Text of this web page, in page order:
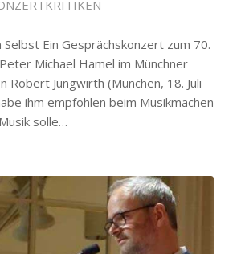
Selbst Ein Gesprächskonzert zum 70.
Michael Hamel im Münchner
Robert Jungwirth (München, 18. Juli
ihm empfohlen beim Musikmachen
solle…